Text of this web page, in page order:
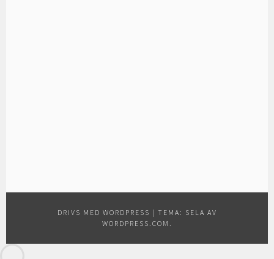
DRIVS MED WORDPRESS | TEMA: SELA AV
WORDPRESS.COM .